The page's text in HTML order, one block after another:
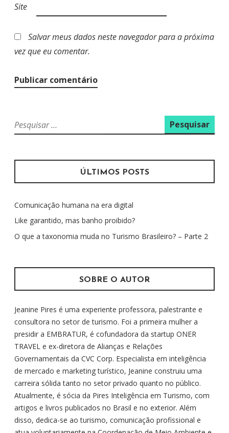
Site
Salvar meus dados neste navegador para a próxima
vez que eu comentar.
P
e
q
i
a
r
p
:
ÚLTIMOS POSTS
Comunicação humana na era digital
Like garantido, mas banho proibido?
O que a taxonomia muda no Turismo Brasileiro? – Parte 2
SOBRE O AUTOR
Jeanine Pires é uma experiente professora, palestrante e
consultora no setor de turismo. Foi a primeira mulher a
presidir a EMBRATUR, é cofundadora da startup ONER
TRAVEL e ex-diretora de Alianças e Relações
Governamentais da CVC Corp. Especialista em inteligência
de mercado e marketing turístico, Jeanine construiu uma
carreira sólida tanto no setor privado quanto no público.
Atualmente, é sócia da Pires Inteligência em Turismo, com
artigos e livros publicados no Brasil e no exterior. Além
disso, dedica-se ao turismo, comunicação profissional e